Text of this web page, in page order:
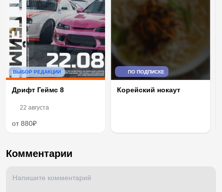
ВЫБОР РЕДАКЦИИ
Дрифт Геймс 8
22 августа
от 880₽
ПО ПОДПИСКЕ
Корейский нокаут
Комментарии